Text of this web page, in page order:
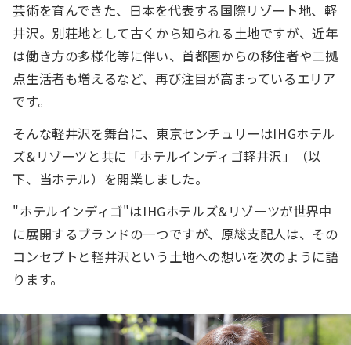
芸術を育んできた、日本を代表する国際リゾート地、軽
井沢。別荘地として古くから知られる土地ですが、近年
は働き方の多様化等に伴い、首都圏からの移住者や二拠
点生活者も増えるなど、再び注目が高まっているエリア
です。
そんな軽井沢を舞台に、東京センチュリーはIHGホテル
ズ&リゾーツと共に「ホテルインディゴ軽井沢」（以
下、当ホテル）を開業しました。
"ホテルインディゴ"はIHGホテルズ&リゾーツが世界中
に展開するブランドの一つですが、原総支配人は、その
コンセプトと軽井沢という土地への想いを次のように語
ります。